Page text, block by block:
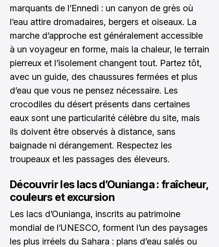
marquants de l’Ennedi : un canyon de grès où
l’eau attire dromadaires, bergers et oiseaux. La
marche d’approche est généralement accessible
à un voyageur en forme, mais la chaleur, le terrain
pierreux et l’isolement changent tout. Partez tôt,
avec un guide, des chaussures fermées et plus
d’eau que vous ne pensez nécessaire. Les
crocodiles du désert présents dans certaines
eaux sont une particularité célèbre du site, mais
ils doivent être observés à distance, sans
baignade ni dérangement. Respectez les
troupeaux et les passages des éleveurs.
Découvrir les lacs d’Ounianga : fraîcheur,
couleurs et excursion
Les lacs d’Ounianga, inscrits au patrimoine
mondial de l’UNESCO, forment l’un des paysages
les plus irréels du Sahara : plans d’eau salés ou